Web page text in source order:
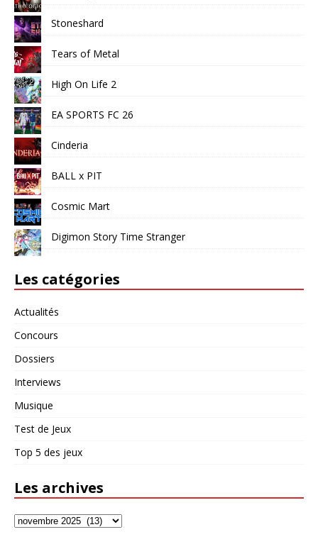
Stoneshard
Tears of Metal
High On Life 2
EA SPORTS FC 26
Cinderia
BALL x PIT
Cosmic Mart
Digimon Story Time Stranger
Les catégories
Actualités
Concours
Dossiers
Interviews
Musique
Test de Jeux
Top 5 des jeux
Les archives